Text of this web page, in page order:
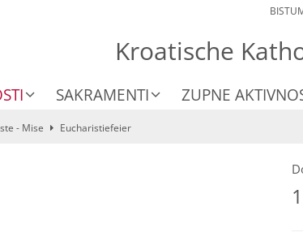
Kroatische
SAKRAMENTI ZUPNE
- Mise Eucharistiefeier